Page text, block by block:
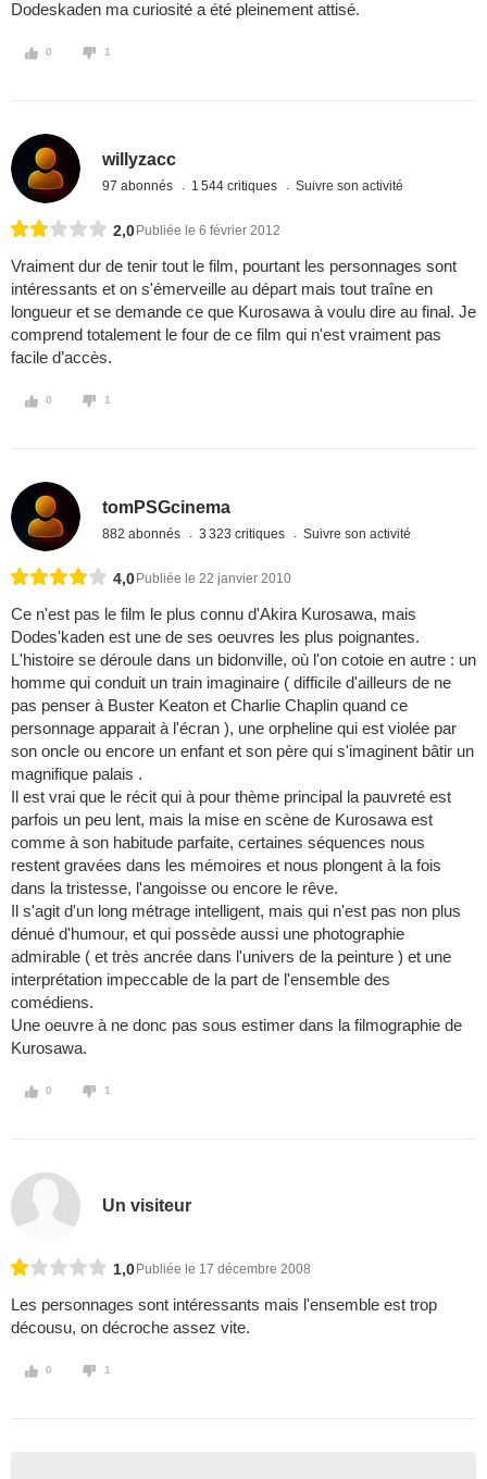
Dodeskaden ma curiosité a été pleinement attisé.
0 1
willyzacc
97 abonnés 1 544 critiques Suivre son activité
2,0 Publiée le 6 février 2012
Vraiment dur de tenir tout le film, pourtant les personnages sont
intéressants et on s'émerveille au départ mais tout traîne en
longueur et se demande ce que Kurosawa à voulu dire au final. Je
comprend totalement le four de ce film qui n'est vraiment pas
facile d’accès.
0 1
tomPSGcinema
882 abonnés 3 323 critiques Suivre son activité
4,0 Publiée le 22 janvier 2010
Ce n'est pas le film le plus connu d'Akira Kurosawa, mais
Dodes'kaden est une de ses oeuvres les plus poignantes.
L'histoire se déroule dans un bidonville, où l'on cotoie en autre : un
homme qui conduit un train imaginaire ( difficile d'ailleurs de ne
pas penser à Buster Keaton et Charlie Chaplin quand ce
personnage apparait à l'écran ), une orpheline qui est violée par
son oncle ou encore un enfant et son père qui s'imaginent bâtir un
magnifique palais .
Il est vrai que le récit qui à pour thème principal la pauvreté est
parfois un peu lent, mais la mise en scène de Kurosawa est
comme à son habitude parfaite, certaines séquences nous
restent gravées dans les mémoires et nous plongent à la fois
dans la tristesse, l'angoisse ou encore le rêve.
Il s'agit d'un long métrage intelligent, mais qui n'est pas non plus
dénué d'humour, et qui possède aussi une photographie
admirable ( et très ancrée dans l'univers de la peinture ) et une
interprétation impeccable de la part de l'ensemble des
comédiens.
Une oeuvre à ne donc pas sous estimer dans la filmographie de
Kurosawa.
0 1
Un visiteur
1,0 Publiée le 17 décembre 2008
Les personnages sont intéressants mais l'ensemble est trop
décousu, on décroche assez vite.
0 1